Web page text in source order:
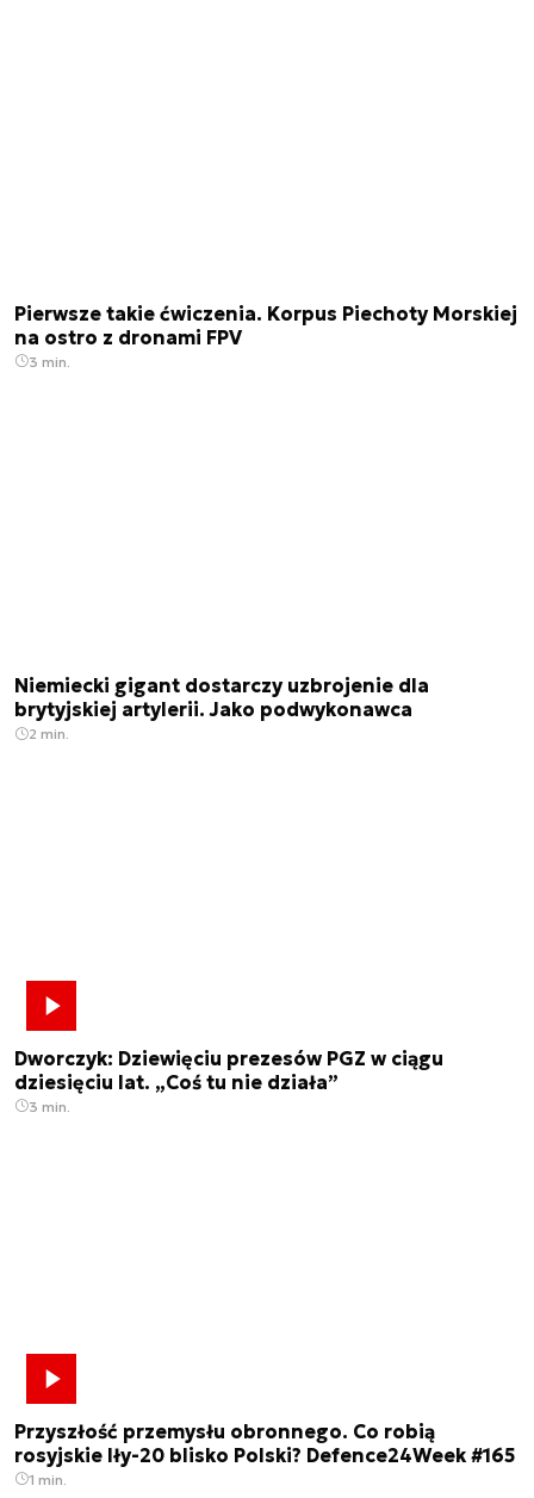
Pierwsze takie ćwiczenia. Korpus Piechoty Morskiej
na ostro z dronami FPV
3 min.
Niemiecki gigant dostarczy uzbrojenie dla
brytyjskiej artylerii. Jako podwykonawca
2 min.
Dworczyk: Dziewięciu prezesów PGZ w ciągu
dziesięciu lat. „Coś tu nie działa”
3 min.
Przyszłość przemysłu obronnego. Co robią
rosyjskie Iły-20 blisko Polski? Defence24Week #165
1 min.